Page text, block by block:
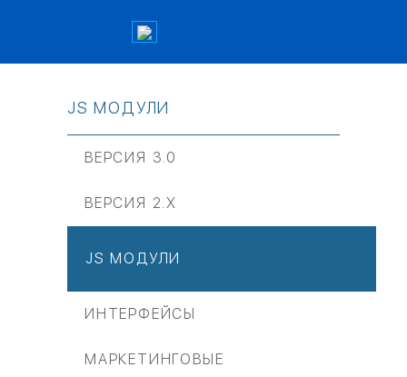
JS МОДУЛИ
ВЕРСИЯ 3.0
ВЕРСИЯ 2.Х
JS МОДУЛИ
ИНТЕРФЕЙСЫ
МАРКЕТИНГОВЫЕ